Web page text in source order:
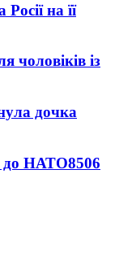
на її
чоловіків із
дочка
до НАТО8506